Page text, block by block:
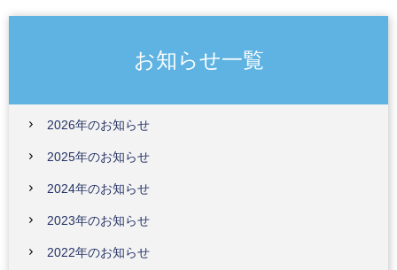
お知らせ一覧
2026年のお知らせ
2025年のお知らせ
2024年のお知らせ
2023年のお知らせ
2022年のお知らせ